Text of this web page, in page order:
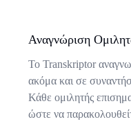
Αναγνώριση
Το Transkriptor
ακόμα και σε
Κάθε ομιλητής
ώστε να